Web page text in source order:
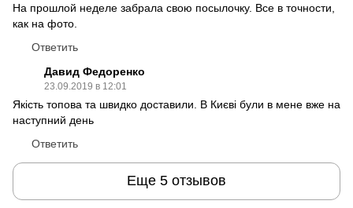
На прошлой неделе забрала свою посылочку. Все в точности,
как на фото.
Ответить
Давид Федоренко
23.09.2019 в 12:01
Якість топова та швидко доставили. В Києві були в мене вже на
наступний день
Ответить
Еще 5 отзывов